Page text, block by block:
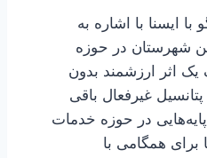
با ایسنا با اشاره به
شهرستان در حوزه
اثر ارزشمند بدون
غیرفعال باقی
در حوزه خدمات
برای همگامی با